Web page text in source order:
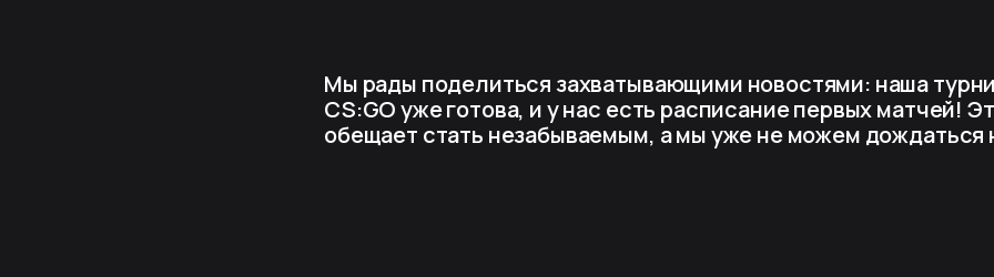
Мы рады поделиться захватывающими новостями: наша
CS:GO уже готова, и у нас есть расписание первых матчей!
обещает стать незабываемым, а мы уже не можем дождаться